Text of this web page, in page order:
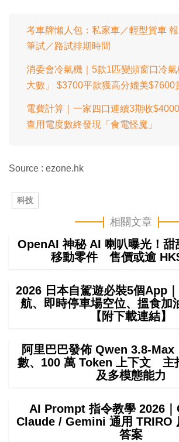
考車牌懶人包：私家車／輕型貨車
筆試／路試排期時間
消委會冷氣機｜5款1匹變頻窗口冷
大數」 $3700平款獲高分媲美$7600
電費計算｜一家四口連續3期收
查用電度數終發現「食電怪魔」
Source : ezone.hk
科技
相關文章
OpenAI 神秘 AI 喇叭曝光！甜
移動零件 售價或逾
2026 日本自駕遊必裝5個App
航、即時停車場空位、搵食加
【附下載連結】
阿里巴巴發佈 Qwen 3.8-
數、100 萬 Token 上下文 主
及多模態能力
AI Prompt 指令教學 2026
Claude / Gemini 通用 TRIRO
答案